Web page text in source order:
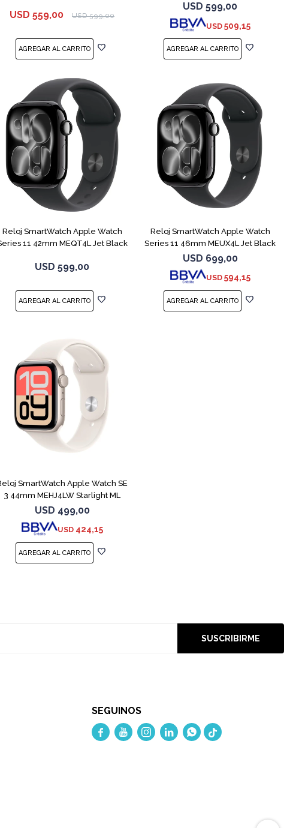
USD 559,00 USD 599,00
USD 599,00
USD 509,15
Reloj SmartWatch Apple Watch
11 42mm MEQT4L Jet Black
USD 599,00
Reloj SmartWatch Apple Watch
Series 11 46mm MEUX4L Jet Black
USD 699,00
USD 594,15
SmartWatch Apple Watch SE
3 44mm MEHJ4LW Starlight ML
USD 499,00
USD 424,15
SUSCRIBIRME
SEGUINOS
    